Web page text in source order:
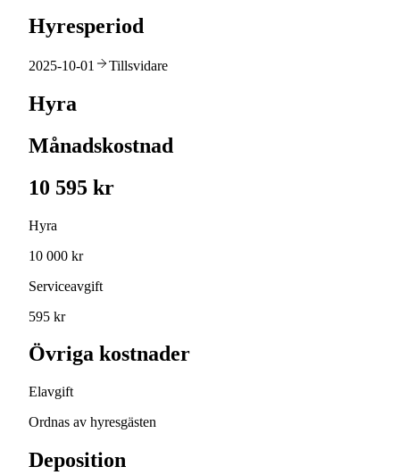
Hyresperiod
2025-10-01 Tillsvidare
Hyra
Månadskostnad
10 595 kr
Hyra
10 000 kr
Serviceavgift
595 kr
Övriga kostnader
Elavgift
Ordnas av hyresgästen
Deposition